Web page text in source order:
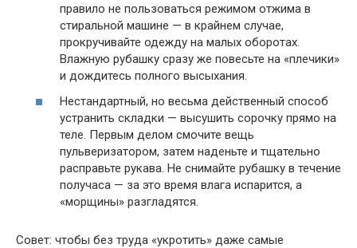
правило не пользоваться режимом отжима в
стиральной машине — в крайнем случае,
прокручивайте одежду на малых оборотах.
Влажную рубашку сразу же повесьте на «плечики»
и дождитесь полного высыхания.
Нестандартный, но весьма действенный способ
устранить складки — высушить сорочку прямо на
теле. Первым делом смочите вещь
пульверизатором, затем наденьте и тщательно
расправьте рукава. Не снимайте рубашку в течение
получаса — за это время влага испарится, а
«морщины» разгладятся.
Совет: чтобы без труда «укротить» даже самые